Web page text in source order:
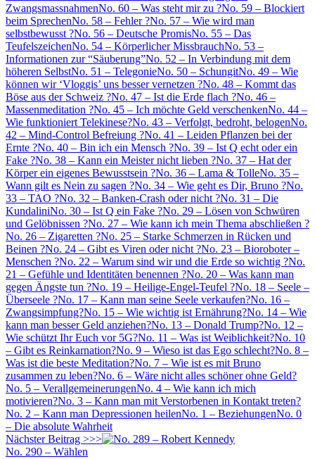
ZwangsmassnahmenNo. 60 – Was steht mir zu ?No. 59 – Blockiert
beim SprechenNo. 58 – Fehler ?No. 57 – Wie wird man
selbstbewusst ?No. 56 – Deutsche PromisNo. 55 – Das
TeufelszeichenNo. 54 – Körperlicher MissbrauchNo. 53 –
Informationen zur “Säuberung”No. 52 – In Verbindung mit dem
höheren SelbstNo. 51 – TelegonieNo. 50 – SchungitNo. 49 – Wie
können wir ‘Vloggis’ uns besser vernetzen ?No. 48 – Kommt das
Böse aus der Schweiz ?No. 47 – Ist die Erde flach ?No. 46 –
Massenmeditation ?No. 45 – Ich möchte Geld verschenkenNo. 44 –
Wie funktioniert Telekinese?No. 43 – Verfolgt, bedroht, belogenNo.
42 – Mind-Control Befreiung ?No. 41 – Leiden Pflanzen bei der
Ernte ?No. 40 – Bin ich ein Mensch ?No. 39 – Ist Q echt oder ein
Fake ?No. 38 – Kann ein Meister nicht lieben ?No. 37 – Hat der
Körper ein eigenes Bewusstsein ?No. 36 – Lama & TolleNo. 35 –
Wann gilt es Nein zu sagen ?No. 34 – Wie geht es Dir, Bruno ?No.
33 – TAO ?No. 32 – Banken-Crash oder nicht ?No. 31 – Die
KundaliniNo. 30 – Ist Q ein Fake ?No. 29 – Lösen von Schwüren
und Gelöbnissen ?No. 27 – Wie kann ich mein Thema abschließen ?
No. 26 – Zigaretten ?No. 25 – Starke Schmerzen in Rücken und
Beinen ?No. 24 – Gibt es Viren oder nicht ?No. 23 – Bioroboter –
Menschen ?No. 22 – Warum sind wir und die Erde so wichtig ?No.
21 – Gefühle und Identitäten benennen ?No. 20 – Was kann man
gegen Ängste tun ?No. 19 – Heilige-Engel-Teufel ?No. 18 – Seele –
Überseele ?No. 17 – Kann man seine Seele verkaufen?No. 16 –
Zwangsimpfung?No. 15 – Wie wichtig ist Ernährung?No. 14 – Wie
kann man besser Geld anziehen?No. 13 – Donald Trump?No. 12 –
Wie schützt Ihr Euch vor 5G?No. 11 – Was ist Weiblichkeit?No. 10
– Gibt es Reinkarnation?No. 9 – Wieso ist das Ego schlecht?No. 8 –
Was ist die beste Meditation?No. 7 – Wie ist es mit Bruno
zusammen zu leben?No. 6 – Wäre nicht alles schöner ohne Geld?
No. 5 – VerallgemeinerungenNo. 4 – Wie kann ich mich
motivieren?No. 3 – Kann man mit Verstorbenen in Kontakt treten?
No. 2 – Kann man Depressionen heilenNo. 1 – BeziehungenNo. 0
– Die absolute Wahrheit
Nächster Beitrag >>>
No. 290 – Wählen